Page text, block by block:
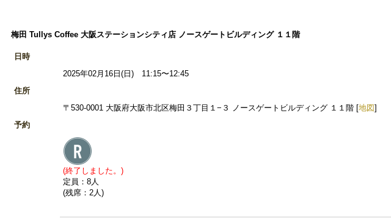
梅田 Tullys Coffee 大阪ステーションシティ店 ノースゲートビルディング １１階
日時
2025年02月16日(日) 11:15〜12:45
住所
〒530-0001 大阪府大阪市北区梅田３丁目１−３ ノースゲートビルディング １１階 [地図]
予約
(終了しました。)
定員：8人
(残席：2人)